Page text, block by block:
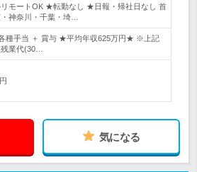
モートOK ★転勤なし ★日報・帰社日なし 首
神奈川・千葉・埼…
種手当 ＋ 賞与 ★平均年収625万円★ ※上記
業代(30…
気になる